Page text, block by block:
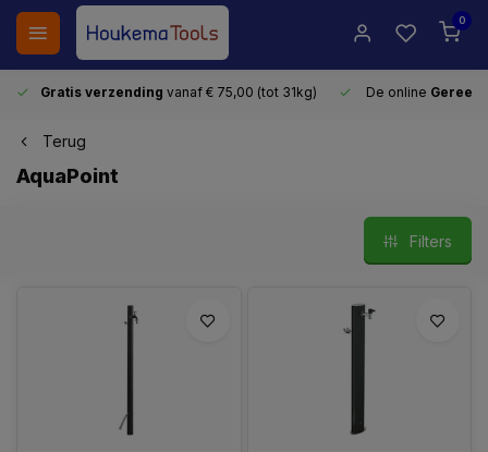
0
Gratis verzending vanaf € 75,00 (tot 31kg) De online
Terug
AquaPoint
Filters